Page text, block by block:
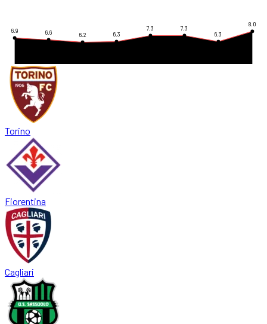
6.9 6.6 6.2 6.3
7.3
7.3
6.3
8.0
Torino
Fiorentina
Cagliari